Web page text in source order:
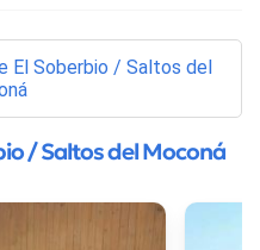
El Soberbio / Saltos del
/ Saltos del Moconá